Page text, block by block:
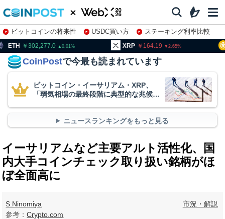
ビットコインの将来性 USDC買い方
ステーキング利率比較
株特集・関連銘柄
0.01 164.19 2.65
CoinPostで今最も読まれています
ビットコイン・イーサリアム・XRP、
「弱気相場の最終段階に典型的な兆候」
ニュースランキングをもっと見る
イーサリアムなど主要アルト活性化、国
内大手コインチェック取り扱い銘柄がほ
ぼ全面高に
S.Ninomiya
参考：Crypto.com
市況・解説